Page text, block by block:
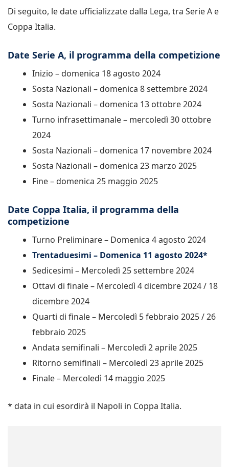
Di seguito, le date ufficializzate dalla Lega, tra Serie A e
Coppa Italia.
Date Serie A, il programma della competizione
Inizio – domenica 18 agosto 2024
Sosta Nazionali – domenica 8 settembre 2024
Sosta Nazionali – domenica 13 ottobre 2024
Turno infrasettimanale – mercoledì 30 ottobre
2024
Sosta Nazionali – domenica 17 novembre 2024
Sosta Nazionali – domenica 23 marzo 2025
Fine – domenica 25 maggio 2025
Date Coppa Italia, il programma della
competizione
Turno Preliminare – Domenica 4 agosto 2024
Trentaduesimi – Domenica 11 agosto 2024*
Sedicesimi – Mercoledì 25 settembre 2024
Ottavi di finale – Mercoledì 4 dicembre 2024 / 18
dicembre 2024
Quarti di finale – Mercoledì 5 febbraio 2025 / 26
febbraio 2025
Andata semifinali – Mercoledì 2 aprile 2025
Ritorno semifinali – Mercoledì 23 aprile 2025
Finale – Mercoledì 14 maggio 2025
* data in cui esordirà il Napoli in Coppa Italia.